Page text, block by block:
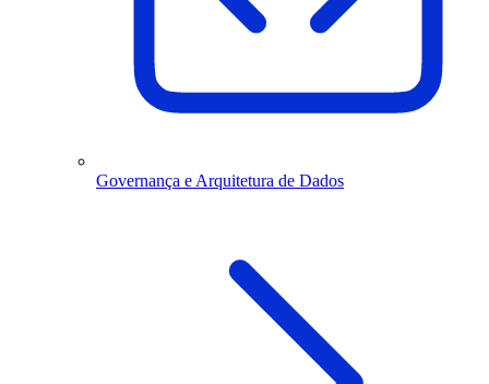
Governança e Arquitetura de Dados